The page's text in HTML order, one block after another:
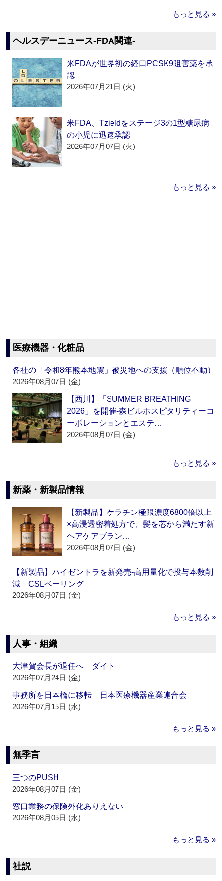
もっと見る »
ヘルスデーニュース‐FDA関連‐
米FDAが世界初の経口PCSK9阻害薬を承
認
2026年07月21日 (火)
米FDA、Tzieldをステージ3の1型糖尿病
の小児に迅速承認
2026年07月07日 (火)
もっと見る »
医療機器・化粧品
各社の「令和8年熊本地震」被災地への支援（順位不動）
2026年08月07日 (金)
【西川】「SUMMER BREATHING
2026」を開催‐森ビルホスピタリティーコ
ーポレーションとエステ…
2026年08月07日 (金)
もっと見る »
新薬・新製品情報
【新製品】ケラチン極限濃度6800倍以上
×高浸透密着処方で、髪を芯から満たす新
ヘアケアブラン…
2026年08月07日 (金)
【新製品】ハイゼントラを新発売‐高用量化で投与本数削
減 CSLベーリング
2026年08月07日 (金)
もっと見る »
人事・組織
大津賀会長が退任へ ダイト
2026年07月24日 (金)
事務所を日本橋に移転 日本医療機器産業連合会
2026年07月15日 (水)
もっと見る »
無季言
三つのPUSH
2026年08月07日 (金)
窓口業務の保険外化ありえない
2026年08月05日 (水)
もっと見る »
社説